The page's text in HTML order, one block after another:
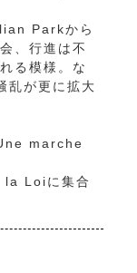
Parkから
、行進は不
る模様。な
乱が更に拡大
marche
Loiに集合